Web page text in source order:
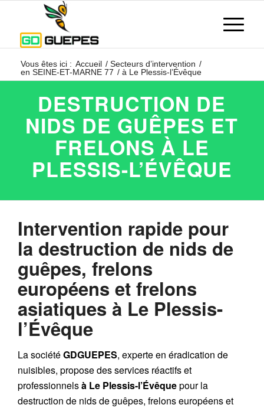
Vous êtes ici : Accueil / Secteurs d’intervention /
en SEINE-ET-MARNE 77 / à Le Plessis-l’Évêque
DESTRUCTION DE
NIDS DE GUÊPES ET
FRELONS À LE
PLESSIS-L’ÉVÊQUE
Intervention rapide pour
la destruction de nids de
guêpes, frelons
européens et frelons
asiatiques à Le Plessis-
l’Évêque
La sociétéGDGUEPES, experte en éradication de
nuisibles, propose des services réactifs et
professionnelsà Le Plessis-l’Évêquepour la
destruction de nids de guêpes, frelons européenset